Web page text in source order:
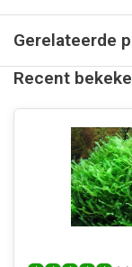
Gerelateerde
Recent